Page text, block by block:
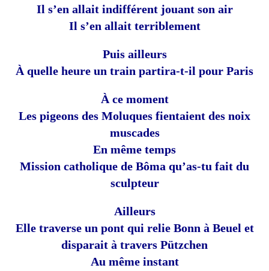
Il s’en allait indifférent jouant son air
Il s’en allait terriblement
Puis ailleurs
À quelle heure un train partira-t-il pour Paris
À ce moment
Les pigeons des Moluques fientaient des noix
muscades
En même temps
Mission catholique de Bôma qu’as-tu fait du
sculpteur
Ailleurs
Elle traverse un pont qui relie Bonn à Beuel et
disparait à travers Pützchen
Au même instant